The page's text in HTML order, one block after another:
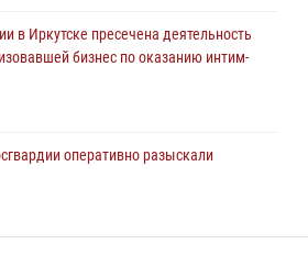
в Иркутске пресечена деятельность
бизнес по оказанию интим-
оперативно разыскали